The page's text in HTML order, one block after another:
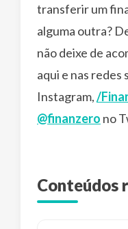
transferir um
alguma outra?
não deixe de
aqui e nas redes
Instagram,/
@finanzero no
Conteúdos